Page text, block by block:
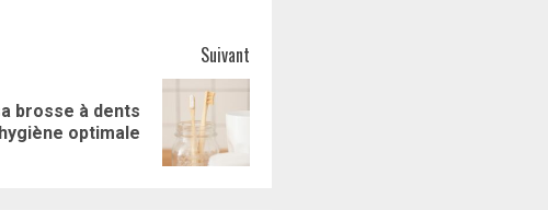
Suivant
brosse à dents
optimale